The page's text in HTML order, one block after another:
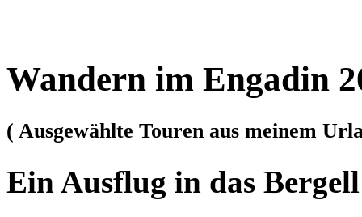
Wandern im Engadin
( Ausgewählte Touren aus meinem
Ein Ausflug in das